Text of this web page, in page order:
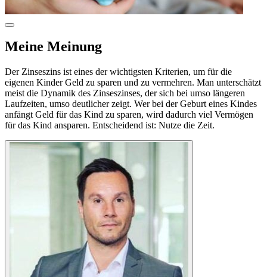
Meine Meinung
Der Zinseszins ist eines der wichtigsten Kriterien, um für die
eigenen Kinder Geld zu sparen und zu vermehren. Man unterschätzt
meist die Dynamik des Zinseszinses, der sich bei umso längeren
Laufzeiten, umso deutlicher zeigt. Wer bei der Geburt eines Kindes
anfängt Geld für das Kind zu sparen, wird dadurch viel Vermögen
für das Kind ansparen. Entscheidend ist: Nutze die Zeit.